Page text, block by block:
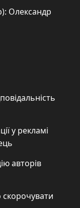
Олександр
у рекламі
авторів